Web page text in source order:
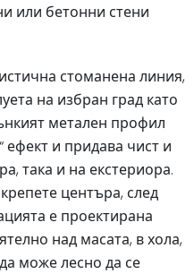
или бетонни стени
стоманена линия,
на избран град като
метален профил
ефект и придава чист и
така и на екстериора.
центъра, след
е проектирана
над масата, в хола,
може лесно да се